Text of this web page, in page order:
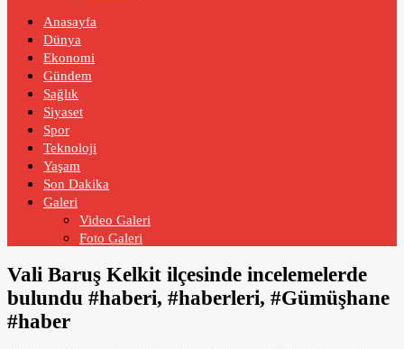
Anasayfa
Dünya
Ekonomi
Gündem
Sağlık
Siyaset
Spor
Teknoloji
Yaşam
Son Dakika
Galeri
Video Galeri
Foto Galeri
Vali Baruş Kelkit ilçesinde incelemelerde
bulundu #haberi, #haberleri, #Gümüşhane
#haber